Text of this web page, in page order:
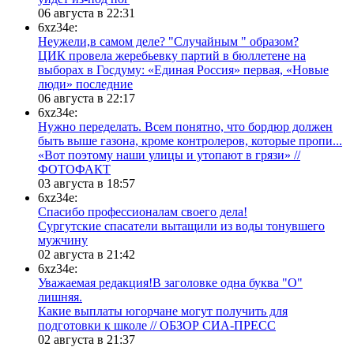
06 августа в 22:31
6xz34e:
Неужели,в самом деле? "Случайным " образом?
ЦИК провела жеребьевку партий в бюллетене на
выборах в Госдуму: «Единая Россия» первая, «Новые
люди» последние
06 августа в 22:17
6xz34e:
Нужно переделать. Всем понятно, что бордюр должен
быть выше газона, кроме контролеров, которые пропи...
«Вот поэтому наши улицы и утопают в грязи» //
ФОТОФАКТ
03 августа в 18:57
6xz34e:
Спасибо профессионалам своего дела!
Сургутские спасатели вытащили из воды тонувшего
мужчину
02 августа в 21:42
6xz34e:
Уважаемая редакция!В заголовке одна буква "О"
лишняя.
Какие выплаты югорчане могут получить для
подготовки к школе // ОБЗОР СИА-ПРЕСС
02 августа в 21:37